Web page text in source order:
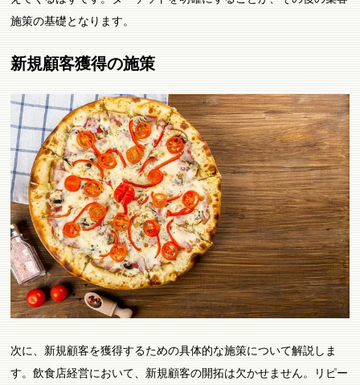
施策の基礎となります。
新規顧客獲得の施策
次に、新規顧客を獲得するための具体的な施策について解説しま
す。飲食店経営において、新規顧客の開拓は欠かせません。リピー